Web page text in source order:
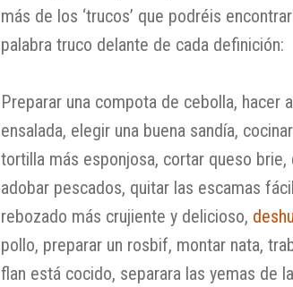
más de los ‘trucos’ que podréis
palabra truco delante de cada definición:
Preparar una compota de cebolla, hacer
ensalada, elegir una buena sandía,
tortilla más esponjosa, cortar queso
adobar pescados, quitar las escamas
rebozado más crujiente y delicioso,
pollo, preparar un rosbif, montar nata,
flan está cocido, separara las yemas de